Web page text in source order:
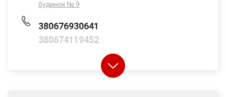
будинок № 9
380676930641
380674119452